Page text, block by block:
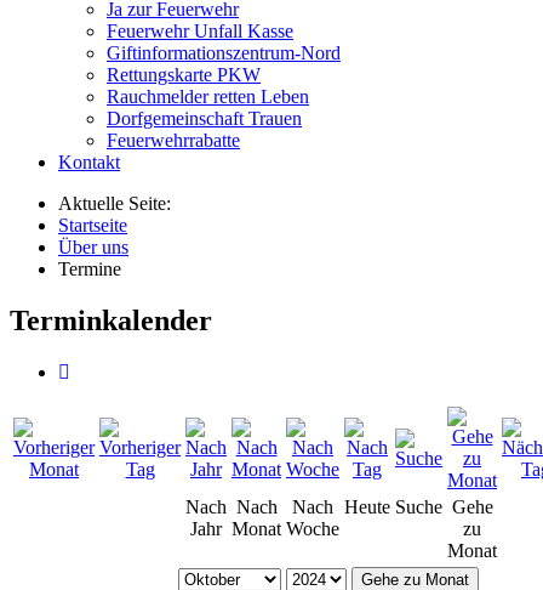
Ja zur Feuerwehr
Feuerwehr Unfall Kasse
Giftinformationszentrum-Nord
Rettungskarte PKW
Rauchmelder retten Leben
Dorfgemeinschaft Trauen
Feuerwehrrabatte
Kontakt
Aktuelle Seite:
Startseite
Über uns
Termine
Terminkalender
Nach
Jahr
Nach
Monat
Nach
Woche
Heute Suche Gehe
zu
Monat
Gehe zu Monat